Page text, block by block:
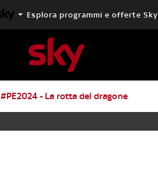
Esplora programmi e offerte Sky
#PE2024 - La rotta del dragone